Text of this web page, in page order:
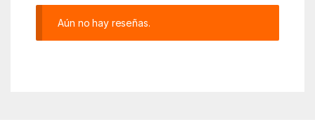
Aún no hay reseñas.